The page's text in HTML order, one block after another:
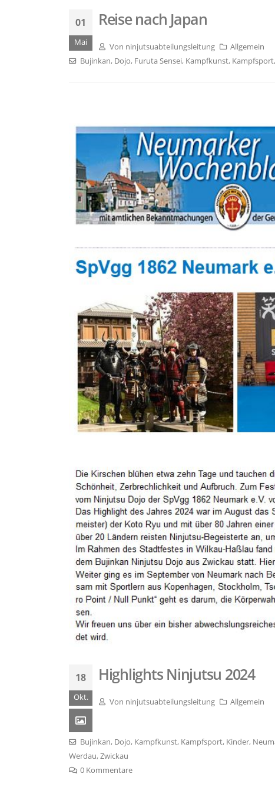
01
Mai
Reise nach Japan
Von ninjutsuabteilungsleitung
Allgemein
Bujinkan, Dojo, Furuta Sensei, Kampfkunst, Kampfsport,
18
Okt.
Highlights Ninjutsu 2024
Von ninjutsuabteilungsleitung Allgemein
Bujinkan, Dojo, Kampfkunst, Kampfsport, Kinder,
Werdau,Zwickau
0 Kommentare